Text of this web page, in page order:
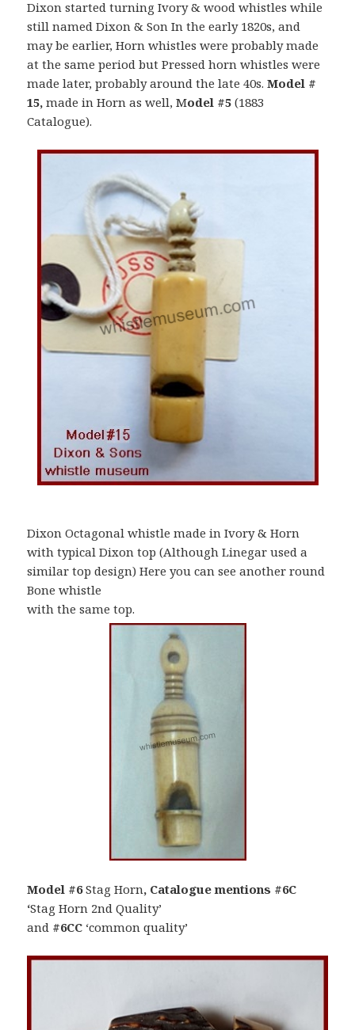
Dixon started turning Ivory & wood whistles while
still named Dixon & Son In the early 1820s, and
may be earlier, Horn whistles were probably made
at the same period but Pressed horn whistles were
made later, probably around the late 40s.Model #
15, made in Horn as well, Model #5(1883
Catalogue).
Dixon Octagonal whistle made in Ivory & Horn
with typical Dixon top (Although Linegar used a
similar top design) Here you can see another round
Bone whistle
with the same top.
Model #6Stag Horn, Catalogue mentions #6C
‘Stag Horn 2nd Quality’
and #6CC ‘common quality’